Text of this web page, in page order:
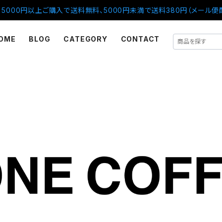
5000円以上ご購入で送料無料、5000円未満で送料380円（メール便
BLOG CATEGORY CONTACT